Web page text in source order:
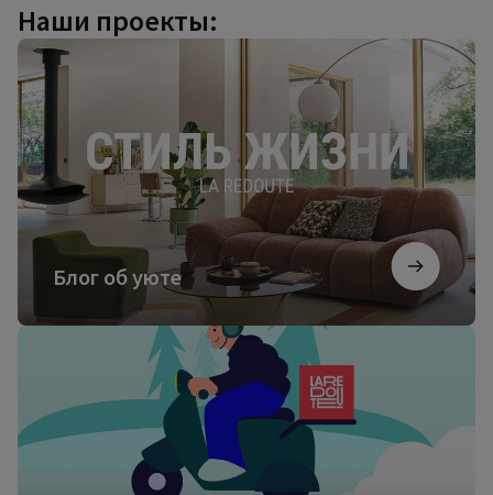
Наши проекты:
Блог об уюте
Блог
уюте
Посмотреть